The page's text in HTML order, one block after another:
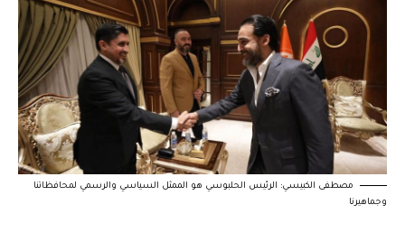
مصطفى الكبيسي: الرئيس الحلبوسي هو الممثل السياسي والرسمي لمحافظاتنا
وجماهيرنا